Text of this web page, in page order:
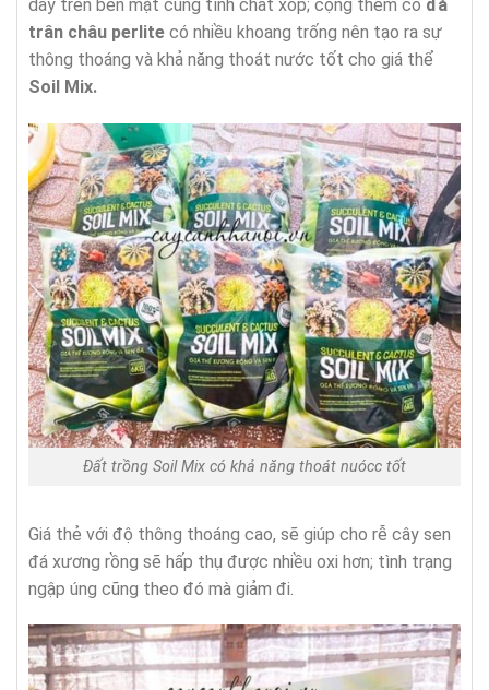
dày trên bên mặt cùng tính chất xốp; cộng thêm có đá
trân châu perlite có nhiều khoang trống nên tạo ra sự
thông thoáng và khả năng thoát nước tốt cho giá thể
Soil Mix.
Đất trồng Soil Mix có khả năng thoát nuócc tốt
Giá thẻ với độ thông thoáng cao, sẽ giúp cho rễ cây sen
đá xương rồng sẽ hấp thụ được nhiều oxi hơn; tình trạng
ngập úng cũng theo đó mà giảm đi.